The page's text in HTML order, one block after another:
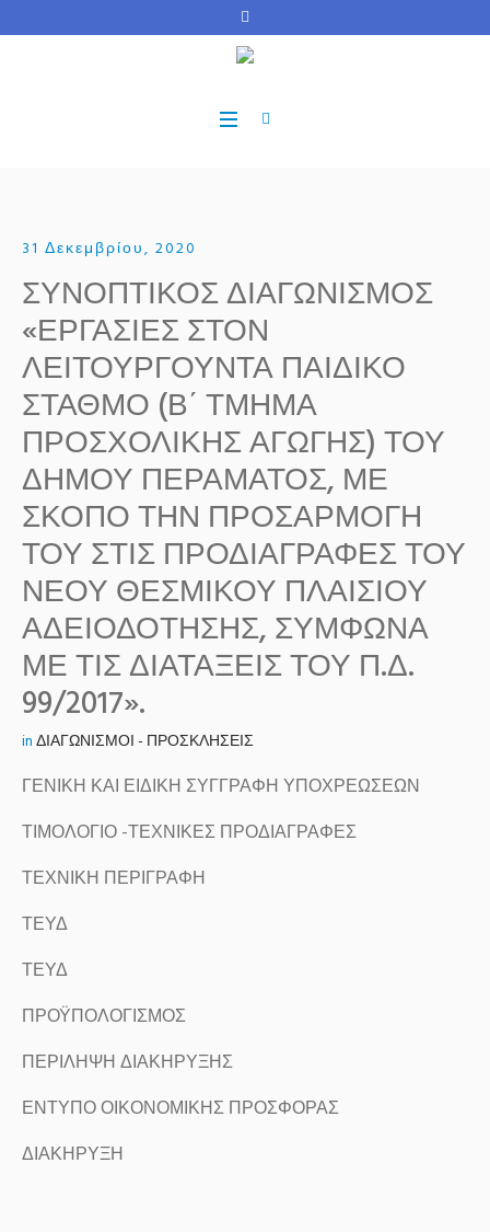
31 Δεκεμβρίου, 2020
ΣΥΝΟΠΤΙΚΟΣ ΔΙΑΓΩΝΙΣΜΟΣ
«ΕΡΓΑΣΙΕΣ ΣΤΟΝ
ΛΕΙΤΟΥΡΓΟΥΝΤΑ ΠΑΙΔΙΚΟ
ΣΤΑΘΜΟ (Β΄ ΤΜΗΜΑ
ΠΡΟΣΧΟΛΙΚΗΣ ΑΓΩΓΗΣ) ΤΟΥ
ΔΗΜΟΥ ΠΕΡΑΜΑΤΟΣ, ΜΕ
ΣΚΟΠΟ ΤΗΝ ΠΡΟΣΑΡΜΟΓΗ
ΤΟΥ ΣΤΙΣ ΠΡΟΔΙΑΓΡΑΦΕΣ ΤΟΥ
ΝΕΟΥ ΘΕΣΜΙΚΟΥ ΠΛΑΙΣΙΟΥ
ΑΔΕΙΟΔΟΤΗΣΗΣ, ΣΥΜΦΩΝΑ
ΜΕ ΤΙΣ ΔΙΑΤΑΞΕΙΣ ΤΟΥ Π.Δ.
99/2017».
inΔΙΑΓΩΝΙΣΜΟΙ - ΠΡΟΣΚΛΗΣΕΙΣ
ΓΕΝΙΚΗ ΚΑΙ ΕΙΔΙΚΗ ΣΥΓΓΡΑΦΗ ΥΠΟΧΡΕΩΣΕΩΝ
ΤΙΜΟΛΟΓΙΟ -ΤΕΧΝΙΚΕΣ ΠΡΟΔΙΑΓΡΑΦΕΣ
ΤΕΧΝΙΚΗ ΠΕΡΙΓΡΑΦΗ
ΤΕΥΔ
ΤΕΥΔ
ΠΡΟΫΠΟΛΟΓΙΣΜΟΣ
ΠΕΡΙΛΗΨΗ ΔΙΑΚΗΡΥΞΗΣ
ΕΝΤΥΠΟ ΟΙΚΟΝΟΜΙΚΗΣ ΠΡΟΣΦΟΡΑΣ
ΔΙΑΚΗΡΥΞΗ